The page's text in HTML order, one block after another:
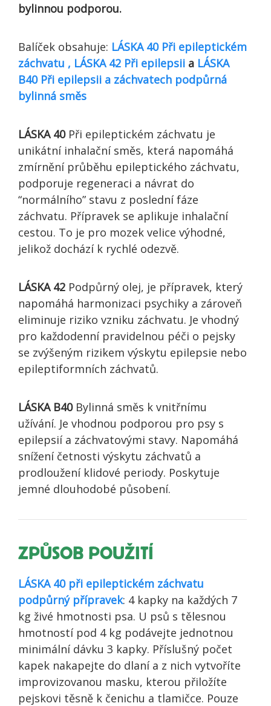
bylinnou podporou.
Balíček obsahuje: LÁSKA 40 Při epileptickém
záchvatu , LÁSKA 42 Při epilepsii a LÁSKA
B40 Při epilepsii a záchvatech podpůrná
bylinná směs
LÁSKA 40Při epileptickém záchvatu je
unikátní inhalační směs, která napomáhá
zmírnění průběhu epileptického záchvatu,
podporuje regeneraci a návrat do
“normálního” stavu z poslední fáze
záchvatu. Přípravek se aplikuje inhalační
cestou. To je pro mozek velice výhodné,
jelikož dochází k rychlé odezvě.
LÁSKA 42 Podpůrný olej, je přípravek, který
napomáhá harmonizaci psychiky a zároveň
eliminuje riziko vzniku záchvatu. Je vhodný
pro každodenní pravidelnou péči o pejsky
se zvýšeným rizikem výskytu epilepsie nebo
epileptiformních záchvatů.
LÁSKA B40Bylinná směs k vnitřnímu
užívání. Je vhodnou podporou pro psy s
epilepsií a záchvatovými stavy. Napomáhá
snížení četnosti výskytu záchvatů a
prodloužení klidové periody. Poskytuje
jemné dlouhodobé působení.
ZPŮSOB POUŽITÍ
LÁSKA 40 při epileptickém záchvatu
podpůrný přípravek: 4 kapky na každých 7
kg živé hmotnosti psa. U psů s tělesnou
hmotností pod 4 kg podávejte jednotnou
minimální dávku 3 kapky. Příslušný počet
kapek nakapejte do dlaní a z nich vytvoříte
improvizovanou masku, kterou přiložíte
pejskovi těsně k čenichu a tlamičce. Pouze